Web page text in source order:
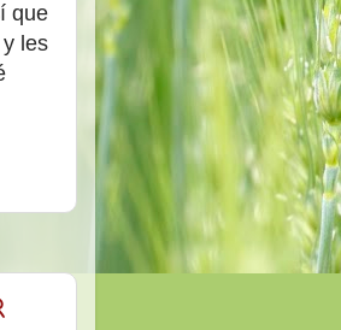
que
les